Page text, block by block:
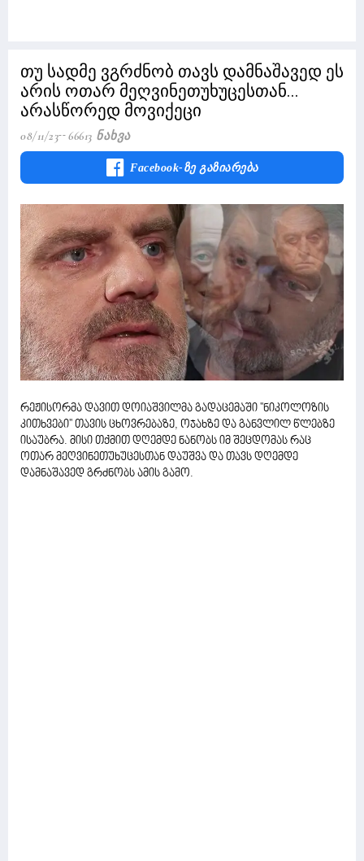
თუ სადმე ვგრძნობ თავს დამნაშავედ ეს
არის ოთარ მეღვინეთუხუცესთან...
არასწორედ მოვიქეცი
08/11/23 66613 Ნახვა
Facebook-Ზე Გაზიარება
რეჟისორმა დავით დოიაშვილმა გადაცემაში ''ნიკოლოზის
კითხვები'' თავის ცხოვრებაზე, ოჯახზე და განვლილ წლებზე
ისაუბრა. მისი თქმით დღემდე ნანობს იმ შეცდომას რაც
ოთარ მეღვინეთუხუცესთან დაუშვა და თავს დღემდე
დამნაშავედ გრძნობს ამის გამო.